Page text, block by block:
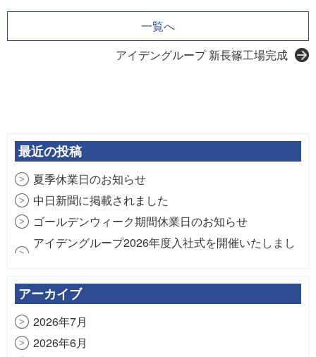
一覧へ
アイデングループ 新長篠工場完成
最近の投稿
夏季休業日のお知らせ
中日新聞に掲載されました
ゴールデンウィーク期間休業日のお知らせ
アイデングループ2026年度入社式を開催いたしまし
年末年始休業日のお知らせ
アーカイブ
2026年7月
2026年6月